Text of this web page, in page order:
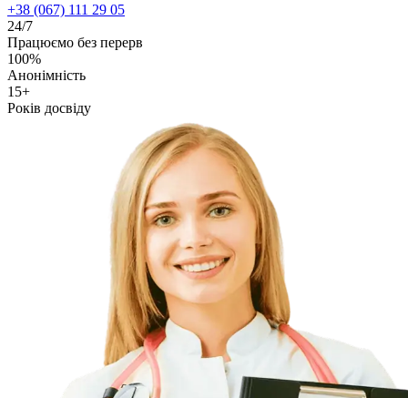
+38 (067) 111 29 05
24/7
Працюємо без перерв
100%
Анонімність
15+
Років досвіду